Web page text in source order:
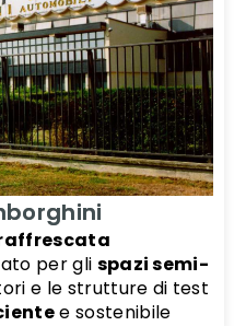
raffrescata
per gli spazi semi-
e le strutture di test
e sostenibile